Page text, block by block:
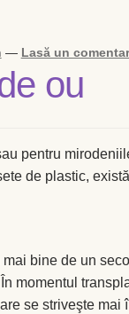
— Lasă un
ou
pentru
de plastic,
bine de un
momentul
se striveşte mai